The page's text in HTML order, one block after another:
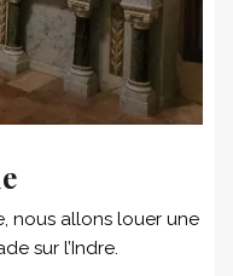
nous allons louer une
sur l’Indre.